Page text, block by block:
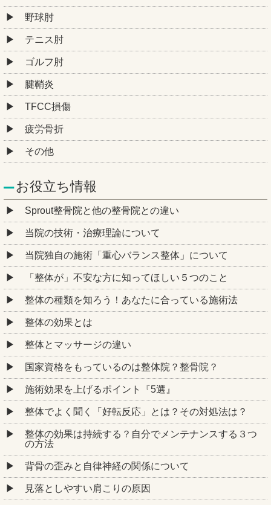
野球肘
テニス肘
ゴルフ肘
腱鞘炎
TFCC損傷
疲労骨折
その他
お役立ち情報
Sprout整骨院と他の整骨院との違い
当院の技術・治療理論について
当院独自の施術「重心バランス整体」について
「整体が」不安な方に知ってほしい５つのこと
整体の種類を知ろう！あなたに合っている施術法
整体の効果とは
整体とマッサージの違い
国家資格をもっているのは整体院？整骨院？
施術効果を上げるポイント『5選』
整体でよく聞く「好転反応」とは？その対処法は？
整体の効果は持続する？自分でメンテナンスする３つ
の方法
背骨の歪みと自律神経の関係について
見落としやすい肩こりの原因